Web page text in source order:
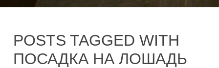
POSTS TAGGED WITH
ПОСАДКА НА ЛОШАДЬ